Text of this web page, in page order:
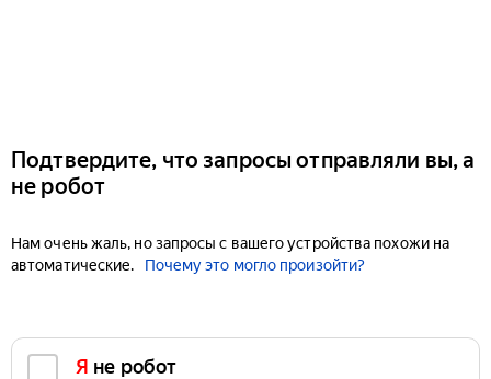
Подтвердите, что запросы отправляли вы, а
не робот
Нам очень жаль, но запросы с вашего устройства похожи на
автоматические.
Почему это могло произойти?
Я не робот